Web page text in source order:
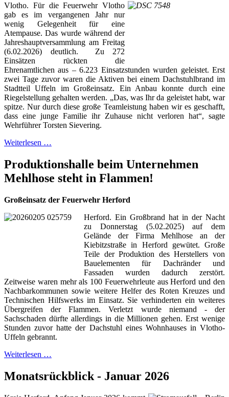
Vlotho. Für die Feuerwehr Vlotho
gab es im vergangenen Jahr nur
wenig Gelegenheit für eine
Atempause. Das wurde während der
Jahreshauptversammlung am Freitag
(6.02.2026) deutlich. Zu 272
Einsätzen rückten die
Ehrenamtlichen aus – 6.223 Einsatzstunden wurden geleistet. Erst
zwei Tage zuvor waren die Aktiven bei einem Dachstuhlbrand im
Stadtteil Uffeln im Großeinsatz. Ein Anbau konnte durch eine
Riegelstellung gehalten werden. „Das, was Ihr da geleistet habt, war
spitze. Nur durch diese große Teamleistung haben wir es geschafft,
dass eine junge Familie ihr Zuhause nicht verloren hat“, sagte
Wehrführer Torsten Sievering.
Weiterlesen …
Produktionshalle beim Unternehmen
Mehlhose steht in Flammen!
Großeinsatz der Feuerwehr Herford
Herford. Ein Großbrand hat in der Nacht
zu Donnerstag (5.02.2025) auf dem
Gelände der Firma Mehlhose an der
Kiebitzstraße in Herford gewütet. Große
Teile der Produktion des Herstellers von
Bauelementen für Dachränder und
Fassaden wurden dadurch zerstört.
Zeitweise waren mehr als 100 Feuerwehrleute aus Herford und den
Nachbarkommunen sowie weitere Helfer des Roten Kreuzes und
Technischen Hilfswerks im Einsatz. Sie verhinderten ein weiteres
Übergreifen der Flammen. Verletzt wurde niemand - der
Sachschaden dürfte allerdings in die Millionen gehen. Erst wenige
Stunden zuvor hatte der Dachstuhl eines Wohnhauses in Vlotho-
Uffeln gebrannt.
Weiterlesen …
Monatsrückblick - Januar 2026